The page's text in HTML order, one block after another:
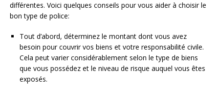
différentes. Voici quelques conseils pour vous aider à choisir le
bon type de police:
Tout d’abord, déterminez le montant dont vous avez
besoin pour couvrir vos biens et votre responsabilité civile.
Cela peut varier considérablement selon le type de biens
que vous possédez et le niveau de risque auquel vous êtes
exposés.